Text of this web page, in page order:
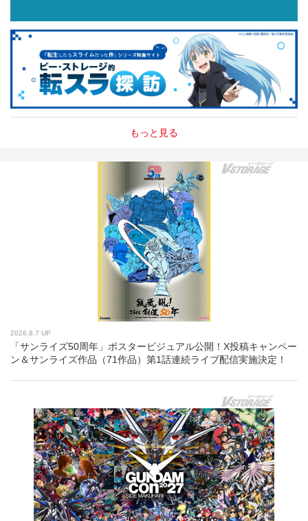
もっと見る
2026.8.7 UP
「サンライズ50周年」ポスタービジュアル公開！X投稿キャンペー
ン＆サンライズ作品（71作品）第1話連続ライブ配信実施決定！